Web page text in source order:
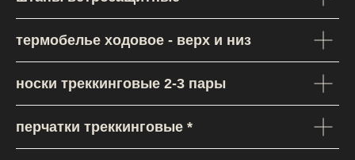
термобелье ходовое - верх и низ
носки треккинговые 2-3 пары
перчатки треккинговые *